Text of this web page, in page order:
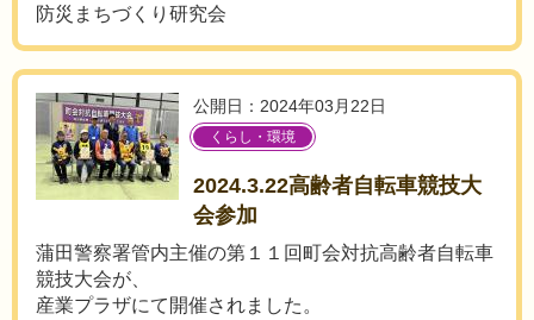
防災まちづくり研究会
公開日：2024年03月22日
くらし・環境
2024.3.22高齢者自転車競技大
会参加
蒲田警察署管内主催の第１１回町会対抗高齢者自転車
競技大会が、
産業プラザにて開催されました。